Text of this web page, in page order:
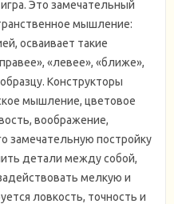
Это замечательный
мышление:
осваивает такие
«левее», «ближе»,
Конструкторы
мышление, цветовое
воображение,
замечательную постройку
детали между собой,
мелкую и
ловкость, точность и